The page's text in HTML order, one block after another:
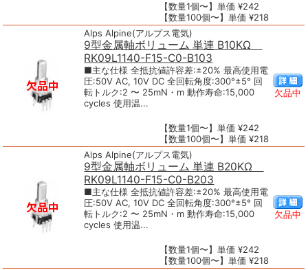
【数量1個〜】単価 ¥242
【数量100個〜】単価 ¥218
Alps Alpine(アルプス電気)
9型金属軸ボリューム 単連 B10KΩ
RK09L1140-F15-C0-B103
■主な仕様 全抵抗値許容差:±20% 最高使用電
圧:50V AC, 10V DC 全回転角度:300°±5° 回
転トルク:2 〜 25mN・m 動作寿命:15,000
cycles 使用温...
【数量1個〜】単価 ¥242
【数量100個〜】単価 ¥218
欠品中
Alps Alpine(アルプス電気)
9型金属軸ボリューム 単連 B20KΩ
RK09L1140-F15-C0-B203
■主な仕様 全抵抗値許容差:±20% 最高使用電
圧:50V AC, 10V DC 全回転角度:300°±5° 回
転トルク:2 〜 25mN・m 動作寿命:15,000
cycles 使用温...
【数量1個〜】単価 ¥242
【数量100個〜】単価 ¥218
欠品中